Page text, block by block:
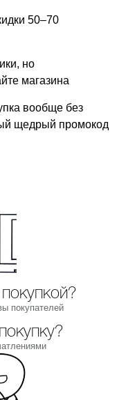
50–70
но
магазина
вообще без
щедрый промокод
покупателей